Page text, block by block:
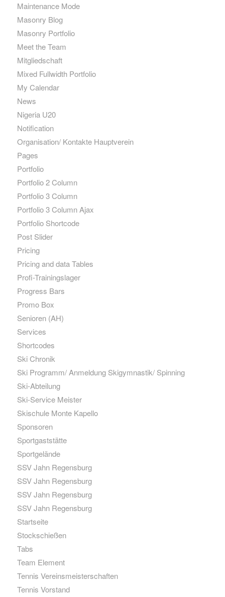
Maintenance Mode
Masonry Blog
Masonry Portfolio
Meet the Team
Mitgliedschaft
Mixed Fullwidth Portfolio
My Calendar
News
Nigeria U20
Notification
Organisation/ Kontakte Hauptverein
Pages
Portfolio
Portfolio 2 Column
Portfolio 3 Column
Portfolio 3 Column Ajax
Portfolio Shortcode
Post Slider
Pricing
Pricing and data Tables
Profi-Trainingslager
Progress Bars
Promo Box
Senioren (AH)
Services
Shortcodes
Ski Chronik
Ski Programm/ Anmeldung Skigymnastik/ Spinning
Ski-Abteilung
Ski-Service Meister
Skischule Monte Kapello
Sponsoren
Sportgaststätte
Sportgelände
SSV Jahn Regensburg
SSV Jahn Regensburg
SSV Jahn Regensburg
SSV Jahn Regensburg
Startseite
Stockschießen
Tabs
Team Element
Tennis Vereinsmeisterschaften
Tennis Vorstand